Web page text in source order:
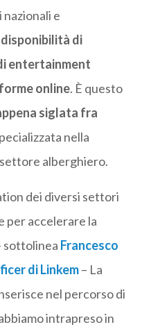
e
disponibilità di
entertainment
online. È questo
siglata fra
nella
alberghiero.
dei diversi settori
per accelerare la
sottolinea Francesco
di Linkem– La
nel percorso di
intrapreso in